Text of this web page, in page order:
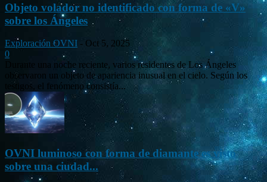
Objeto volador no identificado con forma de «V»
sobre los Ángeles
Exploración OVNI - Oct 5, 2025
0
Durante una noche reciente, varios residentes de Los Ángeles
observaron un objeto de apariencia inusual en el cielo. Según los
testigos, el fenómeno consistía...
OVNI luminoso con forma de diamante es visto
sobre una ciudad...